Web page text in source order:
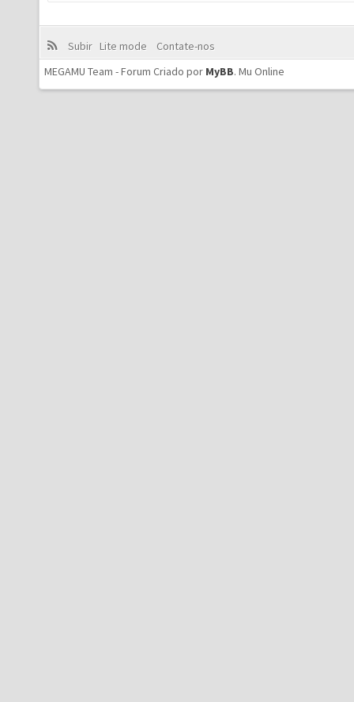
Subir Lite mode
Contate-nos
MEGAMU Team - Forum Criado por MyBB. Mu Online